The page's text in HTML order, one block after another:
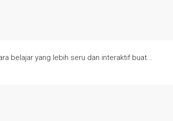
belajar yang lebih seru dan interaktif buat...